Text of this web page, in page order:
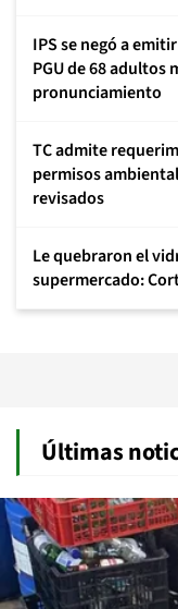
IPS se negó a
PGU de 68
pronunciamiento
TC admite
permisos
revisados
Le quebraron el
supermercado:
Últimas